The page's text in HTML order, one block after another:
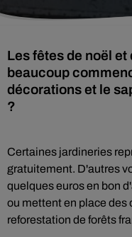
Les fêtes de noël
beaucoup
décorations et le
?
Certaines jardineries
gratuitement. D'autres
quelques euros en bon
ou mettent en place des
reforestation de forêts